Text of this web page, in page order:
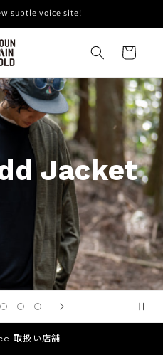
subtle voice site!
ー
Jacket
取扱い店舗